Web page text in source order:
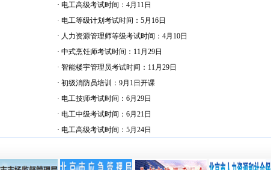
· 电工高级考试时间：4月11日
· 电工等级计划考试时间：5月16日
· 人力资源管理师等级考试时间：4月10日
· 中式烹饪师考试时间：11月29日
· 智能楼宇管理员考试时间：11月29日
· 初级消防员培训：9月1日开课
· 电工技师考试时间：6月29日
· 电工中级考试时间：6月21日
· 电工高级考试时间：5月24日